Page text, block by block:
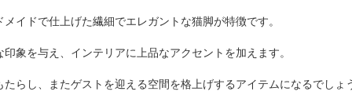
イドで仕上げた繊細でエレガントな猫脚が特徴です。
象を与え、インテリアに上品なアクセントを加えます。
らし、またゲストを迎える空間を格上げするアイテムになるでしょ